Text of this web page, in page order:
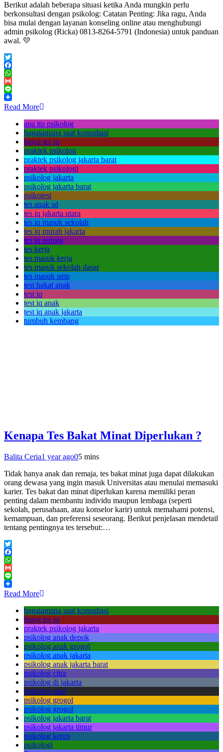
Berikut adalah beberapa situasi ketika Anda mungkin perlu
berkonsultasi dengan psikolog: Catatan Penting: Jika ragu, Anda
bisa mulai dengan layanan konseling online atau menghubungi
admin psikolog (Ricka) 0813-8264-5791 (Indonesia) untuk panduan
awal. 💛
Twitter
Facebook
WhatsApp
Gmail
Line
Read More
apa itu psikolog
bagaiamana saat konsultasi
biaya tes iq
praktek psikolog
praktek psikolog jakarta barat
praktek psikologi
psikolog jakarta
psikolog jakarta barat
psikotest
tes anak sd
tes iq jakarta utara
tes iq masuk sekolah
tes iq murah jakarta
tes iq remaja
tes kerja
tes masuk kerja
tes masuk sekolah dasar
tes masuk smp
test bakat anak
test iq
test iq anak
test iq anak jakarta
tumbuh kembang
Kenapa Tes Bakat Minat Diperlukan ?
Balita Ceria1 year ago05 mins
Tidak hanya anak dan remaja, tes bakat minat juga dapat dilakukan
orang dewasa yang ingin masuk Universitas atau menulai memasuki
karier. Tes bakat dan minat diperlukan karena memiliki peran
penting dalam membantu individu maupun lembaga (seperti
sekolah, perusahaan, atau konselor karir) untuk memahami potensi,
kemampuan, dan preferensi seseorang. Berikut penjelasan mendetail
tentang pentingnya tes tersebut:…
Twitter
Facebook
WhatsApp
Gmail
Line
Read More
bagaiamana saat konsultasi
biaya tes iq
praktek psikolog jakarta
psikolog anak depok
psikolog anak grogol
psikolog anak jakarta
psikolog anak jakarta barat
psikolog citra
psikolog di jakarta
psikolog gaul
psikolog grogol
psikolog grogol
psikolog jakarta barat
psikolog jakarta timur
psikolog keren
psikologi